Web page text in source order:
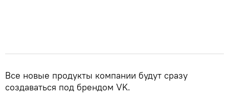
Все новые продукты компании будут сразу
создаваться под брендом VK.